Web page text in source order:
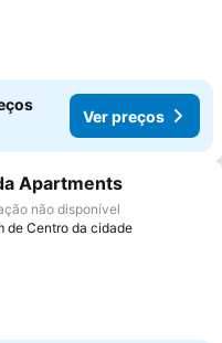
Ver preços
aos favoritos
Apartments
não disponível
de Centro da cidade